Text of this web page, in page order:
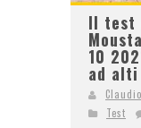
Il test
10
ad
Test